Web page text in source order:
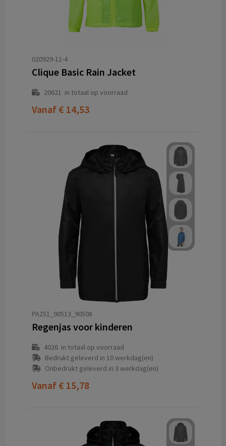
020929-11-4
Clique Basic Rain Jacket
20621 in totaal op voorraad
Vanaf € 14,53
PA251_90513_90508
Regenjas voor kinderen
4026in totaal op voorraad
Bedrukt geleverd in 10 werkdag(en)
Onbedrukt geleverd in 3 werkdag(en)
Vanaf € 15,78